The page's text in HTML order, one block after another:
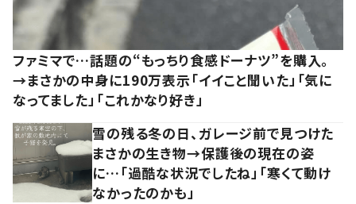
ファミマで…話題の“もっちり食感ドーナツ”を購入。
→まさかの中身に190万表示「イイこと聞いた」「気に
なってました」「これかなり好き」
雪の残る冬の日、ガレージ前で見つけた
まさかの生き物→保護後の現在の姿
に…「過酷な状況でしたね」「寒くて動け
なかったのかも」